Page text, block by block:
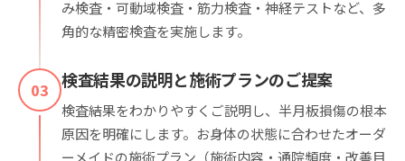
み検査・可動域検査・筋力検査・神経テストなど、多
角的な精密検査を実施します。
03 検査結果の説明と施術プランのご提案
検査結果をわかりやすくご説明し、半月板損傷の根本
原因を明確にします。お身体の状態に合わせたオーダ
ーメイドの施術プラン（施術内容・通院頻度・改善目